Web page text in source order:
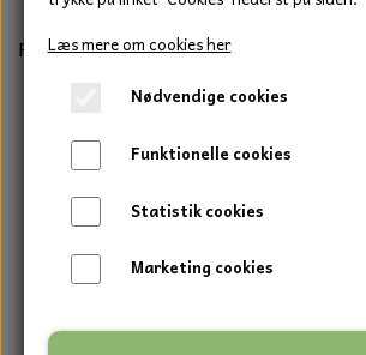
FORSIDE
WEBSHOP
BOLIG OG HAVE
DUFTBLOKKE OG
DUFT BLOKKE
VINDSPIL
HJEMMESKO OG TØJ
HJEMMESKO
RESTSALG
HJEMMESKO OG
HJEMMESKO
LÆDER BÆLTER - TASKER
TERMOSTRØMPER
Forside Bolig og have
Læs mere om cookies her
Nødvendige cookies
Funktionelle cookies
Statistik cookies
Marketing cookies